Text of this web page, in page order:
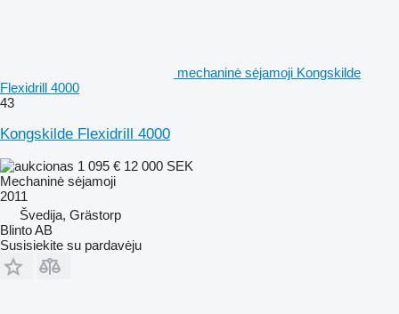
mechaninė sėjamoji Kongskilde
Flexidrill 4000
43
Kongskilde Flexidrill 4000
1 095 € 12 000 SEK
Mechaninė sėjamoji
2011
Švedija, Grästorp
Blinto AB
Susisiekite su pardavėju